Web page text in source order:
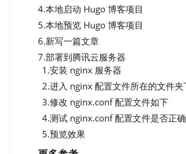
4.本地启动 Hugo 博客项目
5.本地预览 Hugo 博客项目
6.新写一篇文章
7.部署到腾讯云服务器
1.安装 nginx 服务器
2.进入 nginx 配置文件所在的文件夹
3.修改 nginx.conf 配置文件如下
4.测试 nginx.conf 配置文件是否正确
5.预览效果